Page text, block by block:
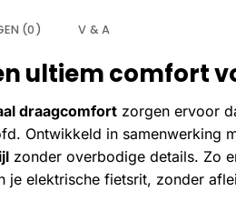
(0) V & A
ultiem comfort
draagcomfort zorgen ervoor
Ontwikkeld in samenwerking
zonder overbodige details. Zo
elektrische fietsrit, zonder